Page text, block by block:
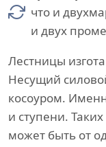
что и
и двух
Лестницы
Несущий
косоуром.
и ступени.
может быть от